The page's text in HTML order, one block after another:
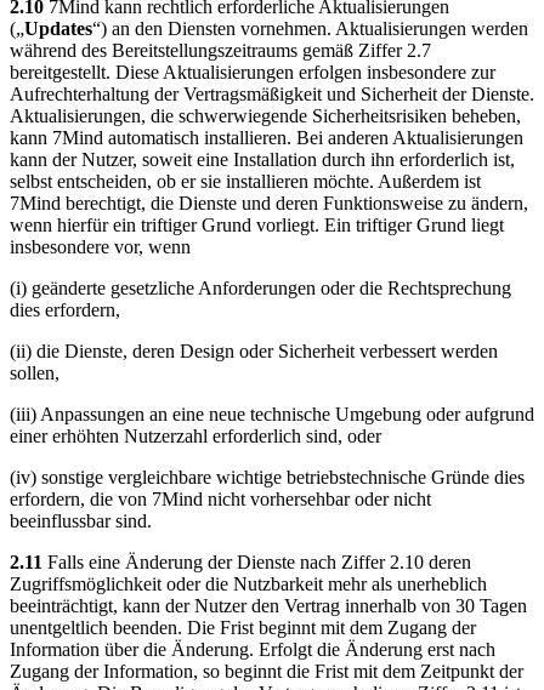
2.10 7Mind kann rechtlich erforderliche Aktualisierungen
(„Updates“) an den Diensten vornehmen. Aktualisierungen werden
während des Bereitstellungszeitraums gemäß Ziffer 2.7
bereitgestellt. Diese Aktualisierungen erfolgen insbesondere zur
Aufrechterhaltung der Vertragsmäßigkeit und Sicherheit der Dienste.
Aktualisierungen, die schwerwiegende Sicherheitsrisiken beheben,
kann 7Mind automatisch installieren. Bei anderen Aktualisierungen
kann der Nutzer, soweit eine Installation durch ihn erforderlich ist,
selbst entscheiden, ob er sie installieren möchte. Außerdem ist
7Mind berechtigt, die Dienste und deren Funktionsweise zu ändern,
wenn hierfür ein triftiger Grund vorliegt. Ein triftiger Grund liegt
insbesondere vor, wenn
(i) geänderte gesetzliche Anforderungen oder die Rechtsprechung
dies erfordern,
(ii) die Dienste, deren Design oder Sicherheit verbessert werden
sollen,
(iii) Anpassungen an eine neue technische Umgebung oder aufgrund
einer erhöhten Nutzerzahl erforderlich sind, oder
(iv) sonstige vergleichbare wichtige betriebstechnische Gründe dies
erfordern, die von 7Mind nicht vorhersehbar oder nicht
beeinflussbar sind.
2.11 Falls eine Änderung der Dienste nach Ziffer 2.10 deren
Zugriffsmöglichkeit oder die Nutzbarkeit mehr als unerheblich
beeinträchtigt, kann der Nutzer den Vertrag innerhalb von 30 Tagen
unentgeltlich beenden. Die Frist beginnt mit dem Zugang der
Information über die Änderung. Erfolgt die Änderung erst nach
Zugang der Information, so beginnt die Frist mit dem Zeitpunkt der